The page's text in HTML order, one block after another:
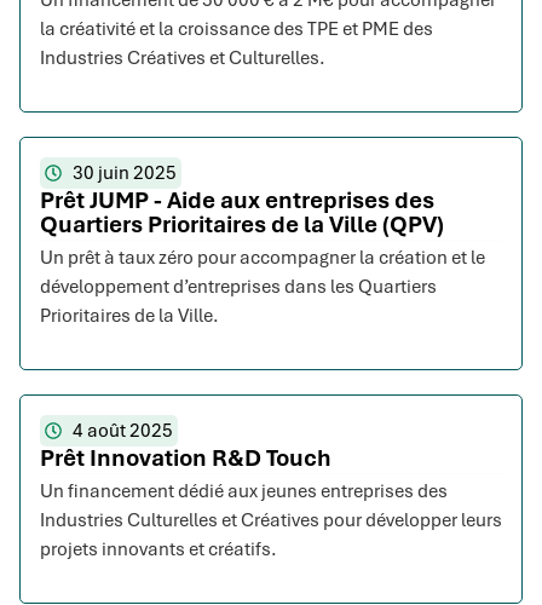
la créativité et la croissance des TPE et PME des
Industries Créatives et Culturelles.
30 juin 2025
Prêt JUMP - Aide aux entreprises des
Quartiers Prioritaires de la Ville (QPV)
Un prêt à taux zéro pour accompagner la création et le
développement d’entreprises dans les Quartiers
Prioritaires de la Ville.
4 août 2025
Prêt Innovation R&D Touch
Un financement dédié aux jeunes entreprises des
Industries Culturelles et Créatives pour développer leurs
projets innovants et créatifs.